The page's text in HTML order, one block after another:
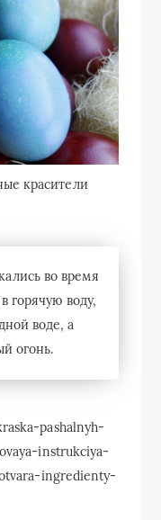
красители
во время
горячую воду,
воде, а
огонь.
pashalnyh-
instrukciya-
ingredienty-